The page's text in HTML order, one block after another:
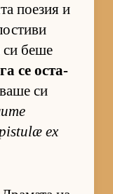
по­е­зия и
си беше
се ос­та­
си
ex